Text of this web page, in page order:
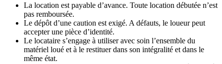
La location est payable d’avance. Toute location débutée n’est
pas remboursée.
Le dépôt d’une caution est exigé. A défauts, le loueur peut
accepter une pièce d’identité.
Le locataire s’engage à utiliser avec soin l’ensemble du
matériel loué et à le restituer dans son intégralité et dans le
même état.